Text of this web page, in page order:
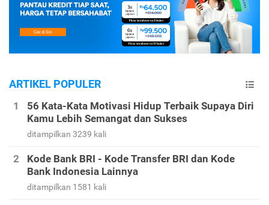
ARTIKEL POPULER
56 Kata-Kata Motivasi Hidup Terbaik Supaya Diri
Kamu Lebih Semangat dan Sukses
ditampilkan 3239 kali
Kode Bank BRI - Kode Transfer BRI dan Kode
Bank Indonesia Lainnya
ditampilkan 1581 kali